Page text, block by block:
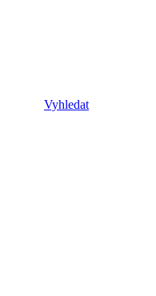
Vyhledat